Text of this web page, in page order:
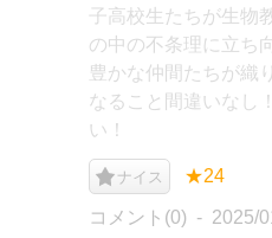
子高校生たちが生物
の中の不条理に立ち
豊かな仲間たちが織
なること間違いなし
い！
ナイス ★24
コメント(0) 2025/